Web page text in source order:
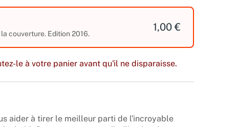
couverture. Edition 2016.
1,00 €
le à votre panier avant qu'il ne disparaisse.
aider à tirer le meilleur parti de l'incroyable